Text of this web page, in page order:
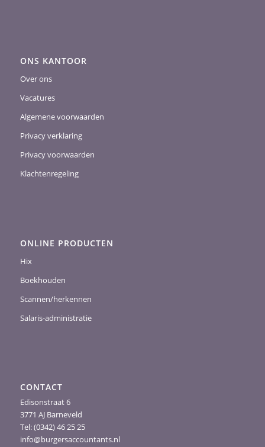
ONS KANTOOR
Over ons
Vacatures
Algemene voorwaarden
Privacy verklaring
Privacy voorwaarden
Klachtenregeling
ONLINE PRODUCTEN
Hix
Boekhouden
Scannen/herkennen
Salaris-administratie
CONTACT
Edisonstraat 6
3771 AJ Barneveld
Tel: (0342) 46 25 25
info@burgersaccountants.nl